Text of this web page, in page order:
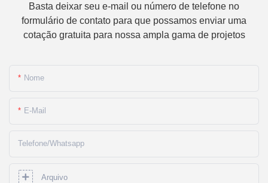
Basta deixar seu e-mail ou número de telefone no
formulário de contato para que possamos enviar uma
cotação gratuita para nossa ampla gama de projetos
Nome
E-Mail
Telefone/whatsapp
Arquivo